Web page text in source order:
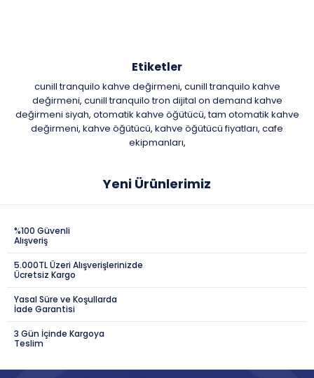
Etiketler
cunill tranquilo kahve değirmeni, cunill tranquilo kahve
değirmeni, cunill tranquilo tron dijital on demand kahve
değirmeni siyah, otomatik kahve öğütücü, tam otomatik kahve
değirmeni, kahve öğütücü, kahve öğütücü fiyatları, cafe
ekipmanları,
Yeni Ürünlerimiz
%100 Güvenli
Alışveriş
5.000TL Üzeri Alışverişlerinizde
Ücretsiz Kargo
Yasal Süre ve Koşullarda
İade Garantisi
3 Gün İçinde Kargoya
Teslim